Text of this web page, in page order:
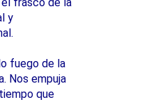
y
fuego de la
Nos empuja
que